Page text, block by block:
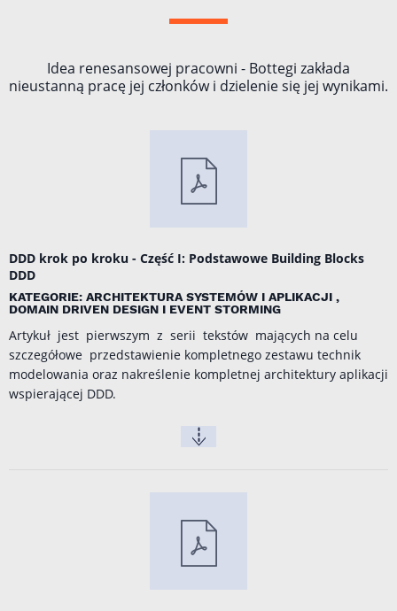
Idea renesansowej pracowni - Bottegi zakłada
nieustanną pracę jej członków i dzielenie się jej wynikami.
DDD krok po kroku - Część I: Podstawowe Building Blocks
DDD
KATEGORIE: ARCHITEKTURA SYSTEMÓW I APLIKACJI ,
DOMAIN DRIVEN DESIGN I EVENT STORMING
Artykuł jest pierwszym z serii tekstów mających na celu
szczegółowe przedstawienie kompletnego zestawu technik
modelowania oraz nakreślenie kompletnej architektury aplikacji
wspierającej DDD.